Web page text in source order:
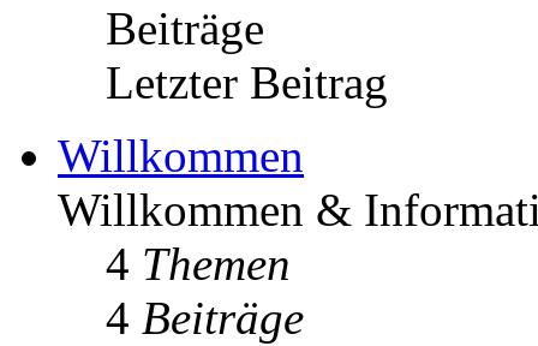
Beiträge
Letzter Beitrag
Willkommen
Willkommen &
4 Themen
4 Beiträge